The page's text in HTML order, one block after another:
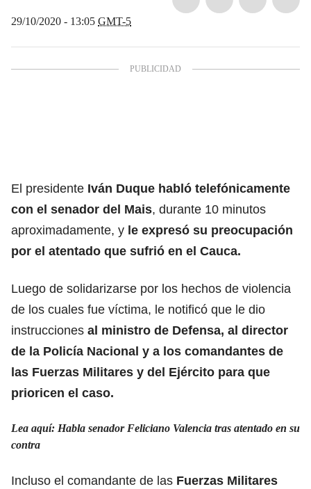
29/10/2020 - 13:05 GMT-5
El presidente Iván Duque habló telefónicamente
con el senador del Mais, durante 10 minutos
aproximadamente, y le expresó su preocupación
por el atentado que sufrió en el Cauca.
Luego de solidarizarse por los hechos de violencia
de los cuales fue víctima, le notificó que le dio
instrucciones al ministro de Defensa, al director
de la Policía Nacional y a los comandantes de
las Fuerzas Militares y del Ejército para que
prioricen el caso.
Lea aquí: Habla senador Feliciano Valencia tras atentado en su
contra
Incluso el comandante de las Fuerzas Militares